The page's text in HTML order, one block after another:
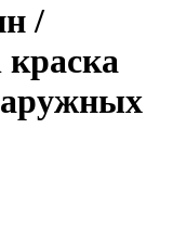
/